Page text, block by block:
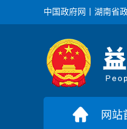
中国政府网 湖南省
网站